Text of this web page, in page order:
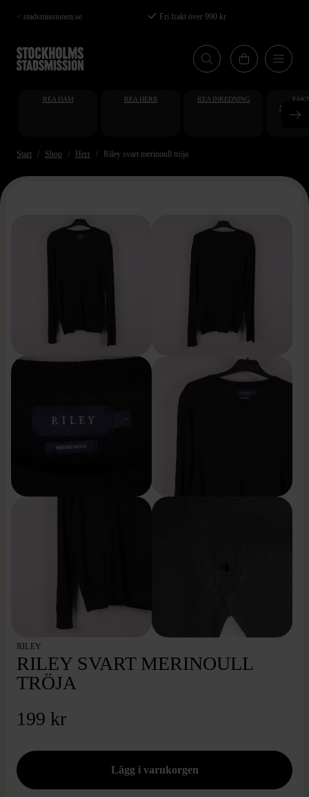
Hoppa
till
huvudinnehåll
< stadsmissionen.se Fri frakt över 990 kr
REA DAM REA HERR REA INREDNING
Start Shop Herr Riley svart merinoull tröja
RILEY
RILEY SVART MERINOULL
TRÖJA
199 kr